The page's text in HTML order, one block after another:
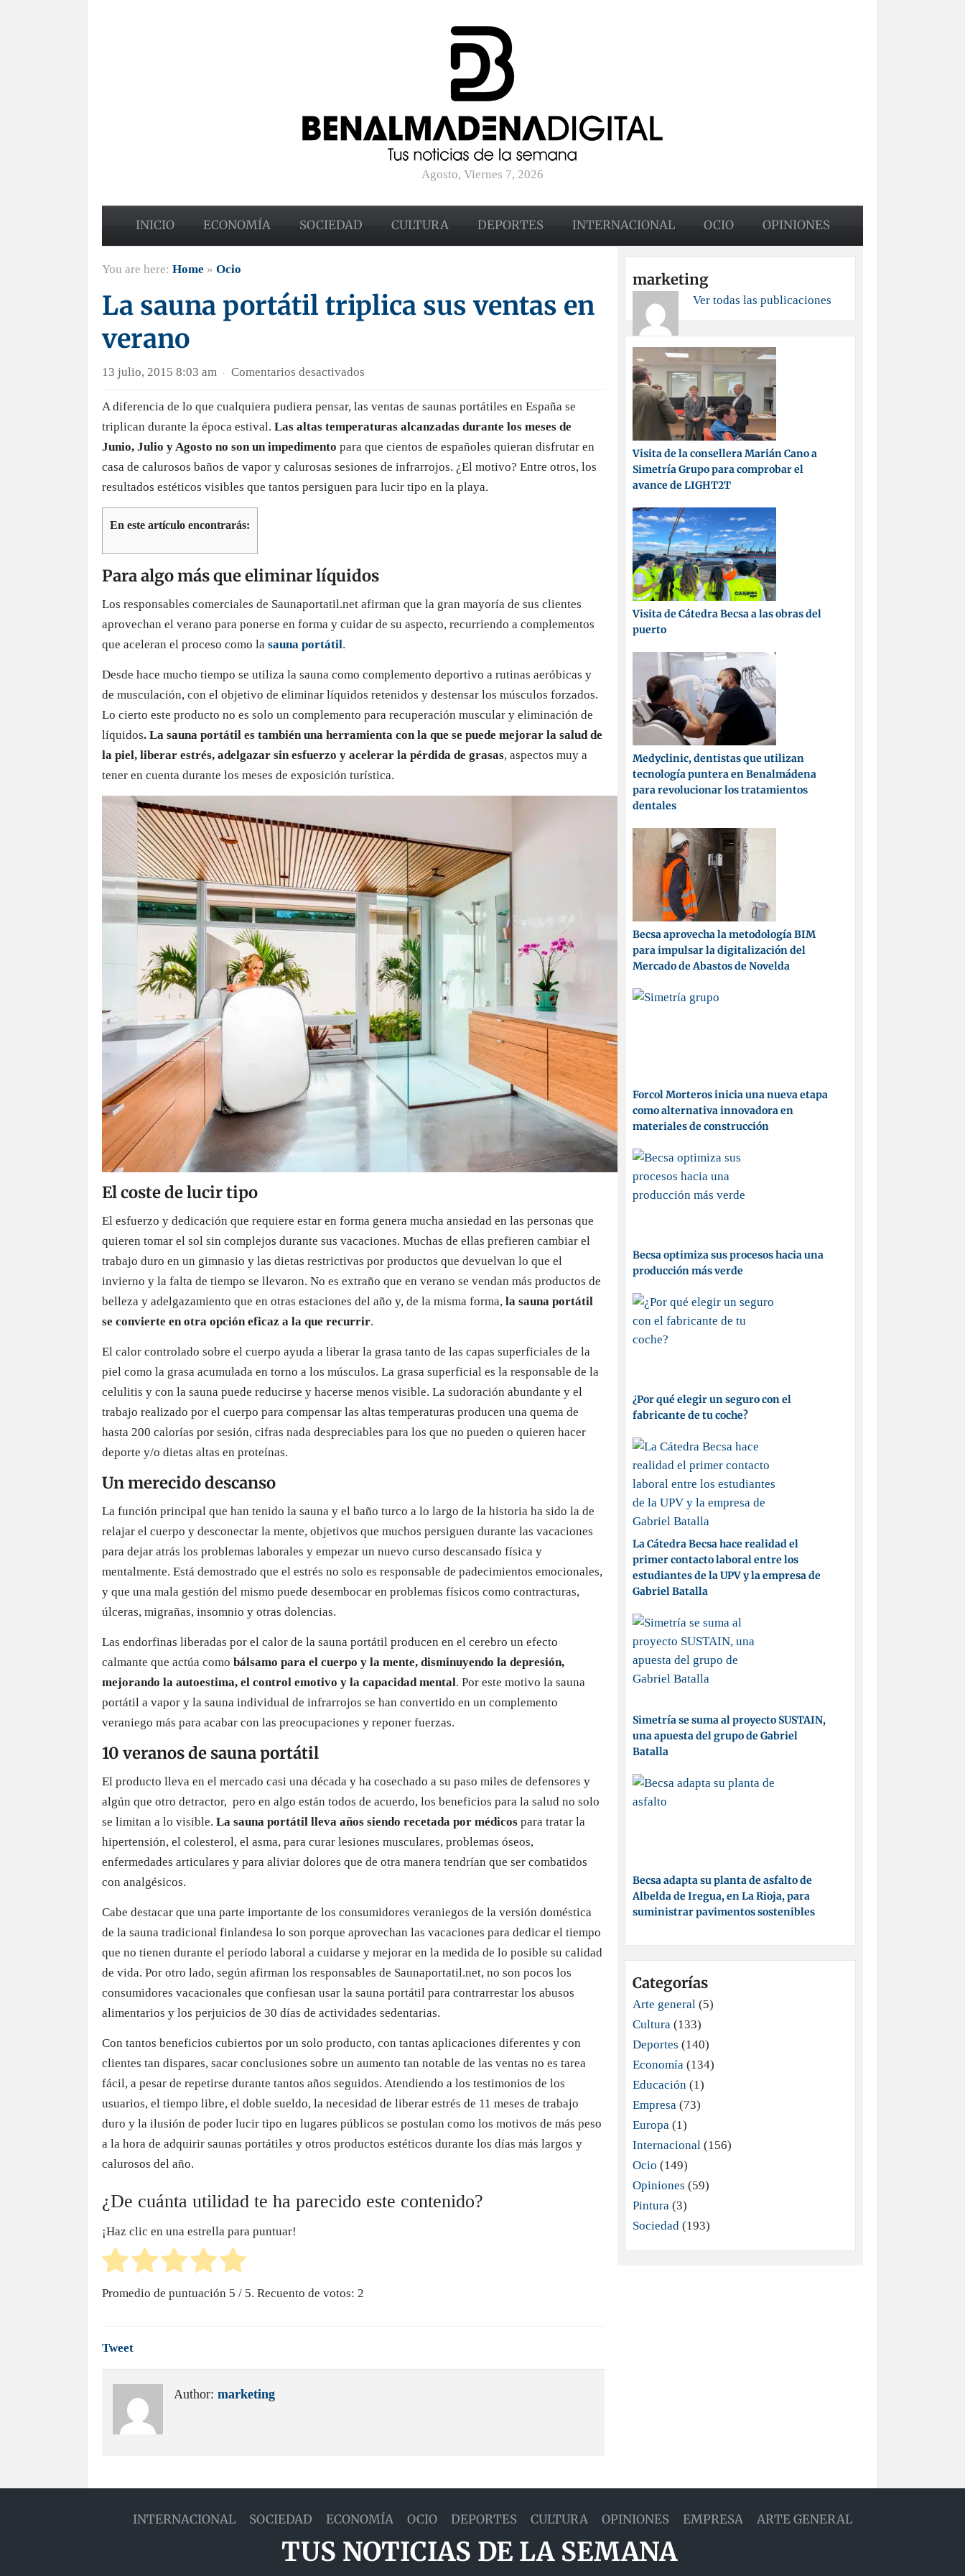
Agosto, Viernes 7, 2026
INICIO ECONOMÍA SOCIEDAD CULTURA DEPORTES INTERNACIONAL OCIO OPINIONES
You are here: Home » Ocio
La sauna portátil triplica sus ventas en
verano
13 julio, 2015 8:03 am · Comentarios desactivados
sauna
portátil
triplica
sus
ventas
A diferencia de lo que cualquiera pudiera pensar, las ventas de saunas portátiles en España se
triplican durante la época estival. Las altas temperaturas alcanzadas durante los meses de
Junio, Julio y Agosto no son un impedimento para que cientos de españoles quieran disfrutar en
casa de calurosos baños de vapor y calurosas sesiones de infrarrojos. ¿El motivo? Entre otros, los
resultados estéticos visibles que tantos persiguen para lucir tipo en la playa.
En este artículo encontrarás:
Para algo más que eliminar líquidos
Los responsables comerciales de Saunaportatil.net afirman que la gran mayoría de sus clientes
aprovechan el verano para ponerse en forma y cuidar de su aspecto, recurriendo a complementos
que aceleran el proceso como la sauna portátil.
Desde hace mucho tiempo se utiliza la sauna como complemento deportivo a rutinas aeróbicas y
de musculación, con el objetivo de eliminar líquidos retenidos y destensar los músculos forzados.
Lo cierto este producto no es solo un complemento para recuperación muscular y eliminación de
líquidos. La sauna portátil es también una herramienta con la que se puede mejorar la salud de
la piel, liberar estrés, adelgazar sin esfuerzo y acelerar la pérdida de grasas, aspectos muy a
tener en cuenta durante los meses de exposición turística.
El coste de lucir tipo
El esfuerzo y dedicación que requiere estar en forma genera mucha ansiedad en las personas que
quieren tomar el sol sin complejos durante sus vacaciones. Muchas de ellas prefieren cambiar el
trabajo duro en un gimnasio y las dietas restrictivas por productos que devuelvan lo que el
invierno y la falta de tiempo se llevaron. No es extraño que en verano se vendan más productos de
belleza y adelgazamiento que en otras estaciones del año y, de la misma forma, la sauna portátil
se convierte en otra opción eficaz a la que recurrir.
El calor controlado sobre el cuerpo ayuda a liberar la grasa tanto de las capas superficiales de la
piel como la grasa acumulada en torno a los músculos. La grasa superficial es la responsable de la
celulitis y con la sauna puede reducirse y hacerse menos visible. La sudoración abundante y el
trabajo realizado por el cuerpo para compensar las altas temperaturas producen una quema de
hasta 200 calorías por sesión, cifras nada despreciables para los que no pueden o quieren hacer
deporte y/o dietas altas en proteínas.
Un merecido descanso
La función principal que han tenido la sauna y el baño turco a lo largo de la historia ha sido la de
relajar el cuerpo y desconectar la mente, objetivos que muchos persiguen durante las vacaciones
para dejar atrás los problemas laborales y empezar un nuevo curso descansado física y
mentalmente. Está demostrado que el estrés no solo es responsable de padecimientos emocionales,
y que una mala gestión del mismo puede desembocar en problemas físicos como contracturas,
úlceras, migrañas, insomnio y otras dolencias.
Las endorfinas liberadas por el calor de la sauna portátil producen en el cerebro un efecto
calmante que actúa como bálsamo para el cuerpo y la mente, disminuyendo la depresión,
mejorando la autoestima, el control emotivo y la capacidad mental. Por este motivo la sauna
portátil a vapor y la sauna individual de infrarrojos se han convertido en un complemento
veraniego más para acabar con las preocupaciones y reponer fuerzas.
10 veranos de sauna portátil
El producto lleva en el mercado casi una década y ha cosechado a su paso miles de defensores y
algún que otro detractor, pero en algo están todos de acuerdo, los beneficios para la salud no solo
se limitan a lo visible. La sauna portátil lleva años siendo recetada por médicos para tratar la
hipertensión, el colesterol, el asma, para curar lesiones musculares, problemas óseos,
enfermedades articulares y para aliviar dolores que de otra manera tendrían que ser combatidos
con analgésicos.
Cabe destacar que una parte importante de los consumidores veraniegos de la versión doméstica
de la sauna tradicional finlandesa lo son porque aprovechan las vacaciones para dedicar el tiempo
que no tienen durante el período laboral a cuidarse y mejorar en la medida de lo posible su calidad
de vida. Por otro lado, según afirman los responsables de Saunaportatil.net, no son pocos los
consumidores vacacionales que confiesan usar la sauna portátil para contrarrestar los abusos
alimentarios y los perjuicios de 30 días de actividades sedentarias.
Con tantos beneficios cubiertos por un solo producto, con tantas aplicaciones diferentes y con
clientes tan dispares, sacar conclusiones sobre un aumento tan notable de las ventas no es tarea
fácil, a pesar de repetirse durante tantos años seguidos. Atendiendo a los testimonios de los
usuarios, el tiempo libre, el doble sueldo, la necesidad de liberar estrés de 11 meses de trabajo
duro y la ilusión de poder lucir tipo en lugares públicos se postulan como los motivos de más peso
a la hora de adquirir saunas portátiles y otros productos estéticos durante los días más largos y
calurosos del año.
¿De cuánta utilidad te ha parecido este contenido?
¡Haz clic en una estrella para puntuar!
Promedio de puntuación 5 / 5. Recuento de votos: 2
Tweet
Author: marketing
marketing
Ver todas las publicaciones
Visita de la consellera Marián Cano a
Simetría Grupo para comprobar el
avance de LIGHT2T
Visita de Cátedra Becsa a las obras del
puerto
Medyclinic, dentistas que utilizan
tecnología puntera en Benalmádena
para revolucionar los tratamientos
dentales
Becsa aprovecha la metodología BIM
para impulsar la digitalización del
Mercado de Abastos de Novelda
Forcol Morteros inicia una nueva etapa
como alternativa innovadora en
materiales de construcción
Becsa optimiza sus procesos hacia una
producción más verde
¿Por qué elegir un seguro con el
fabricante de tu coche?
La Cátedra Becsa hace realidad el
primer contacto laboral entre los
estudiantes de la UPV y la empresa de
Gabriel Batalla
Simetría se suma al proyecto SUSTAIN,
una apuesta del grupo de Gabriel
Batalla
Becsa adapta su planta de asfalto de
Albelda de Iregua, en La Rioja, para
suministrar pavimentos sostenibles
Categorías
Arte general (5)
Cultura (133)
Deportes (140)
Economía (134)
Educación (1)
Empresa (73)
Europa (1)
Internacional (156)
Ocio (149)
Opiniones (59)
Pintura (3)
Sociedad (193)
INTERNACIONAL SOCIEDAD ECONOMÍA OCIO DEPORTES CULTURA OPINIONES EMPRESA ARTE GENERAL
TUS NOTICIAS DE LA SEMANA